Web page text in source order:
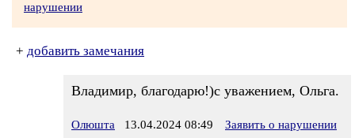
нарушении
+ добавить замечания
Владимир, благодарю!)с уважением, Ольга.
Олюшта 13.04.2024 08:49 Заявить о нарушении